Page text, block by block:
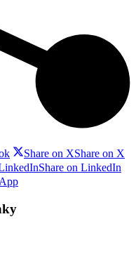
Share on XShare on X
Share on LinkedIn